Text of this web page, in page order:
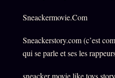
Sneackermovie.Com
Sneackerstory.com (c’est
qui se parle et ses les
sneacker movie like toys